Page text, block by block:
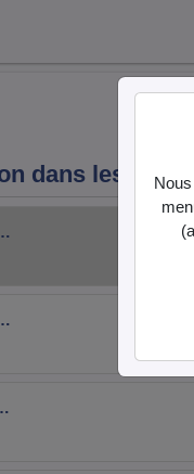
dans les a…